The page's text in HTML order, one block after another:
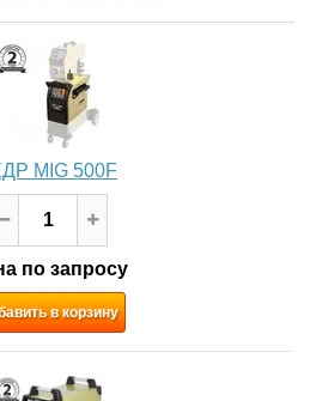
MIG 500F
по запросу
в корзину